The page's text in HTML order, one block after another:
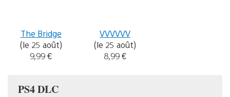
The Bridge
(le 25 août)
9,99 €
VVVVVV
(le 25 août)
8,99 €
PS4 DLC